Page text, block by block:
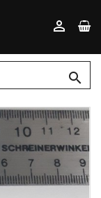

